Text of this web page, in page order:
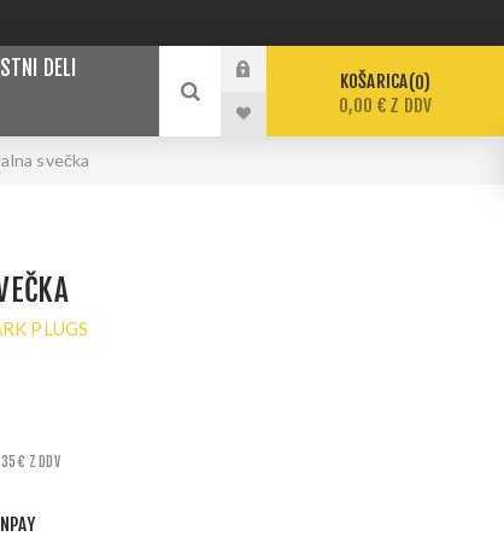
DELI
KOŠARICA 0
0,00 € Z DDV
svečka
PLUGS
€ Z DDV